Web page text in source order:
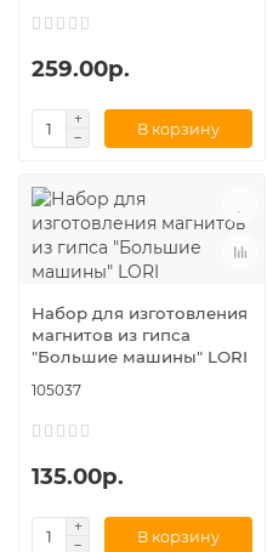
259.00р.
В корзину
Набор для изготовления
магнитов из гипса
"Большие машины" LORI
105037
135.00р.
В корзину